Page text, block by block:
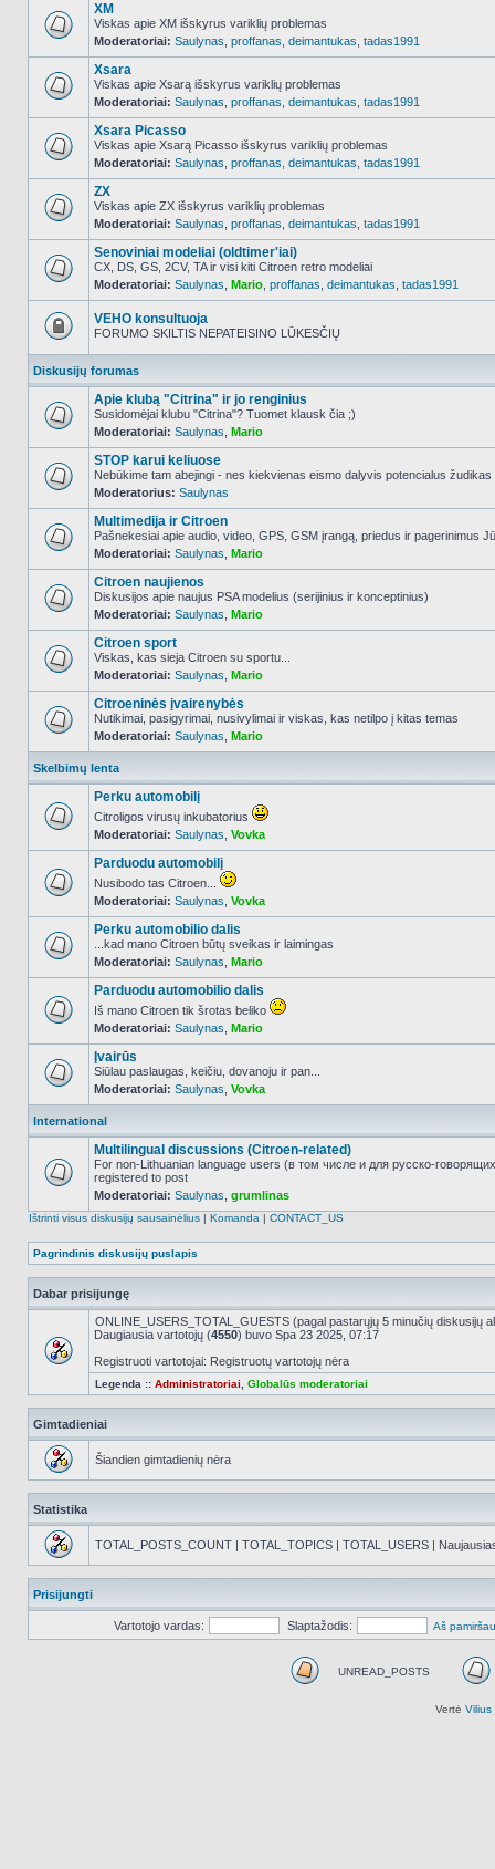
NO_UNREAD_POSTS
XM
Viskas apie XM išskyrus variklių problemas
Moderatoriai: Saulynas proffanas deimantukas tadas1991
NO_UNREAD_POSTS
Xsara
Viskas apie Xsarą išskyrus variklių problemas
Moderatoriai: Saulynas proffanas deimantukas tadas1991
NO_UNREAD_POSTS
Xsara Picasso
Viskas apie Xsarą Picasso išskyrus variklių problemas
Moderatoriai: Saulynas proffanas deimantukas tadas1991
NO_UNREAD_POSTS
ZX
Viskas apie ZX išskyrus variklių problemas
Moderatoriai: Saulynas proffanas deimantukas tadas1991
NO_UNREAD_POSTS
Senoviniai modeliai (oldtimer'iai)
CX, DS, GS, 2CV, TA ir visi kiti Citroen retro modeliai
Moderatoriai: Saulynas Mario proffanas deimantukas tadas1991
užrakintas
VEHO konsultuoja
FORUMO SKILTIS NEPATEISINO LŪKESČIŲ
Diskusijų forumas
NO_UNREAD_POSTS
Apie klubą "Citrina" ir jo renginius
Susidomėjai klubu "Citrina"? Tuomet klausk čia ;)
Moderatoriai: Saulynas Mario
NO_UNREAD_POSTS
STOP karui keliuose
Nebūkime tam abejingi - nes kiekvienas eismo dalyvis potencialus žudikas
Moderatorius: Saulynas
NO_UNREAD_POSTS
Multimedija ir Citroen
Pašnekesiai apie audio, video, GPS, GSM įrangą, priedus ir pagerinimus
Moderatoriai: Saulynas Mario
NO_UNREAD_POSTS
Citroen naujienos
Diskusijos apie naujus PSA modelius (serijinius ir konceptinius)
Moderatoriai: Saulynas Mario
NO_UNREAD_POSTS
Citroen sport
Viskas, kas sieja Citroen su sportu...
Moderatoriai: Saulynas Mario
NO_UNREAD_POSTS
Citroeninės įvairenybės
Nutikimai, pasigyrimai, nusivylimai ir viskas, kas netilpo į kitas temas
Moderatoriai: Saulynas Mario
Skelbimų lenta
NO_UNREAD_POSTS
Perku automobilį
Citroligos virusų inkubatorius
Moderatoriai: Saulynas Vovka
NO_UNREAD_POSTS
Parduodu automobilį
Nusibodo tas Citroen...
Moderatoriai: Saulynas Vovka
NO_UNREAD_POSTS
Perku automobilio dalis
...kad mano Citroen būtų sveikas ir laimingas
Moderatoriai: Saulynas Mario
NO_UNREAD_POSTS
Parduodu automobilio dalis
Iš mano Citroen tik šrotas beliko
Moderatoriai: Saulynas Mario
NO_UNREAD_POSTS
Įvairūs
Siūlau paslaugas, keičiu, dovanoju ir pan...
Moderatoriai: Saulynas Vovka
International
NO_UNREAD_POSTS
Multilingual discussions (Citroen-related)
For non-Lithuanian language users (в том числе и для русско-
registered to post
Moderatoriai: Saulynas grumlinas
Ištrinti visus diskusijų sausainėlius | Komanda | CONTACT_US
Pagrindinis diskusijų puslapis
Dabar prisijungę
ONLINE_USERS_TOTAL_GUESTS (pagal pastarųjų 5 minučių diskusijų
Daugiausia vartotojų (4550) buvo Spa 23 2025, 07:17
Registruoti vartotojai: Registruotų vartotojų nėra
Legenda :: Administratoriai Globalūs moderatoriai
Gimtadieniai
Šiandien gimtadienių nėra
Statistika
TOTAL_POSTS_COUNT | TOTAL_TOPICS | TOTAL_USERS |
Prisijungti
Vartotojo vardas: Slaptažodis: Aš
UNREAD_POSTS
Vertė Vilius